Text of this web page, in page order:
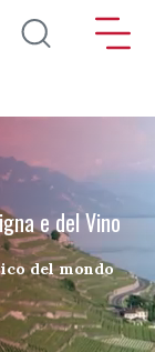
principale
e del Vino
del mondo